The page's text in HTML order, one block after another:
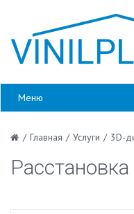
Меню
/ Главная / Услуги / 3D-